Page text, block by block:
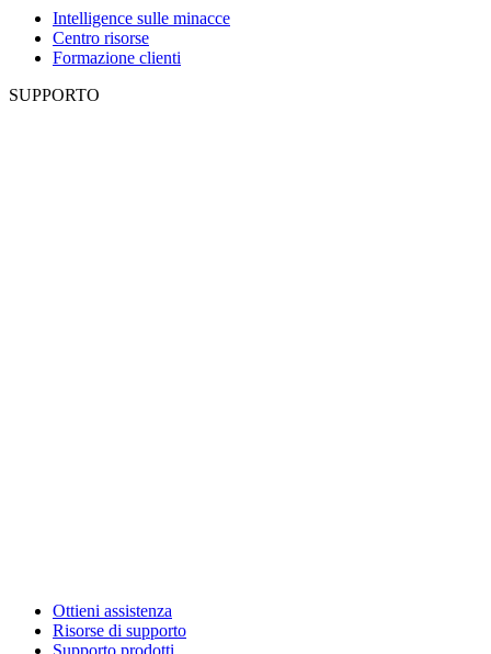
Intelligence sulle minacce
Centro risorse
Formazione clienti
SUPPORTO
Ottieni assistenza
Risorse di supporto
Supporto prodotti